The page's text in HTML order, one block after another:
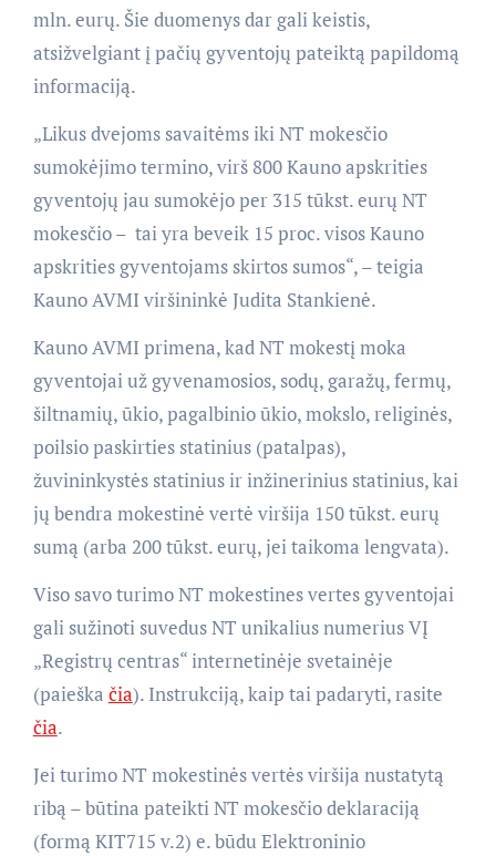
mln. eurų. Šie duomenys dar gali keistis,
atsižvelgiant į pačių gyventojų pateiktą papildomą
informaciją.
„Likus dvejoms savaitėms iki NT mokesčio
sumokėjimo termino, virš 800 Kauno apskrities
gyventojų jau sumokėjo per 315 tūkst. eurų NT
mokesčio – tai yra beveik 15 proc. visos Kauno
apskrities gyventojams skirtos sumos“, – teigia
Kauno AVMI viršininkė Judita Stankienė.
Kauno AVMI primena, kad NT mokestį moka
gyventojai už gyvenamosios, sodų, garažų, fermų,
šiltnamių, ūkio, pagalbinio ūkio, mokslo, religinės,
poilsio paskirties statinius (patalpas),
žuvininkystės statinius ir inžinerinius statinius, kai
jų bendra mokestinė vertė viršija 150 tūkst. eurų
sumą (arba 200 tūkst. eurų, jei taikoma lengvata).
Viso savo turimo NT mokestines vertes gyventojai
gali sužinoti suvedus NT unikalius numerius VĮ
„Registrų centras“ internetinėje svetainėje
(paieška čia). Instrukciją, kaip tai padaryti, rasite
čia.
Jei turimo NT mokestinės vertės viršija nustatytą
ribą – būtina pateikti NT mokesčio deklaraciją
(formą KIT715 v.2) e. būdu Elektroninio